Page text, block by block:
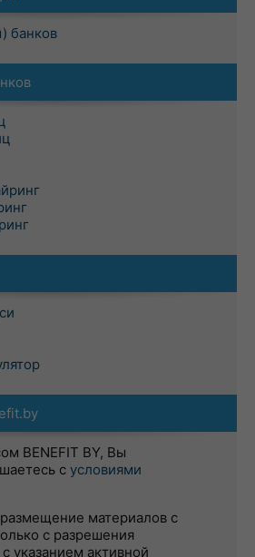
банков
BENEFIT BY, Вы
с условиями
материалов с
с разрешения
указанием активной